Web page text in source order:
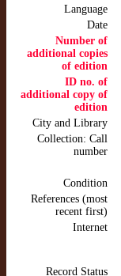
Language
Date
Number of
additional copies
of edition
ID no. of
additional copy of
edition
City and Library
Collection: Call
number
Condition
References (most
recent first)
Internet
Record Status